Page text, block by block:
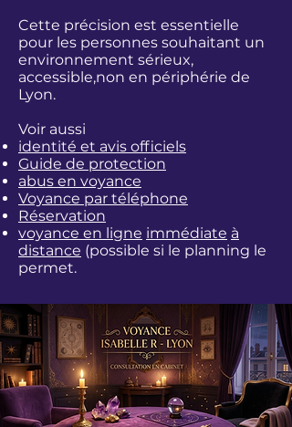
Cette précision est essentielle
pour les personnes souhaitant un
environnement sérieux,
accessible,non en périphérie de
Lyon.
Voir aussi
identité et avis officiels
Guide de protection
abus en voyance
Voyance par téléphone
Réservation
voyance en ligne immédiate à
distance (possible si le planning le
permet.